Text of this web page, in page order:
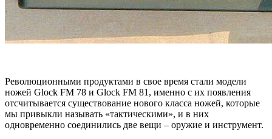
Революционными продуктами в свое время стали модели
ножей Glock FM 78 и Glock FM 81, именно с их появления
отсчитывается существование нового класса ножей, которые
мы привыкли называть «тактическими», и в них
одновременно соединились две вещи – оружие и инструмент.